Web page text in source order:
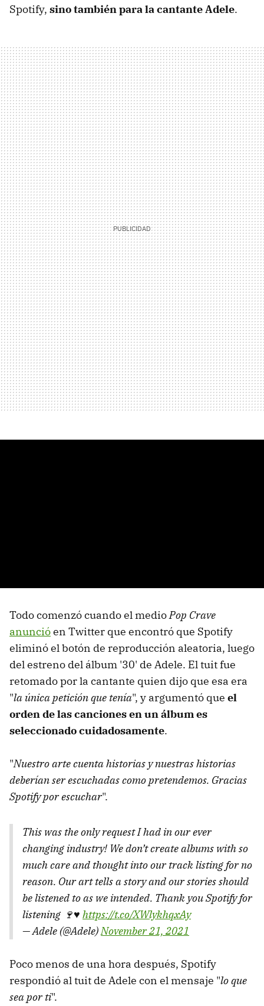
Spotify, sino también para la cantante Adele.
Todo comenzó cuando el medioPop Crave
anuncióen Twitter que encontró que Spotify
eliminó el botón de reproducción aleatoria, luego
del estreno del álbum '30' de Adele. El tuit fue
retomado por la cantante quien dijo que esa era
"la única petición que tenía", y argumentó que el
orden de las canciones en un álbum es
seleccionado cuidadosamente.
"Nuestro arte cuenta historias y nuestras historias
deberían ser escuchadas como pretendemos. Gracias
Spotify por escuchar".
This was the only request I had in our ever
changing industry! We don’t create albums with so
much care and thought into our track listing for no
reason. Our art tells a story and our stories should
be listened to as we intended. Thank you Spotify for
listening 🍷♥️ https://t.co/XWlykhqxAy
— Adele (@Adele)November 21, 2021
Poco menos de una hora después, Spotify
respondió al tuit de Adele con el mensaje "lo que
sea por ti".